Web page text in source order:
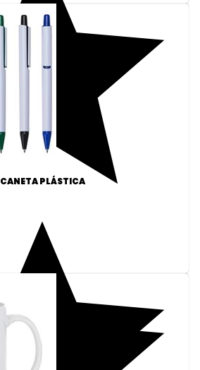
CANETA PLÁSTICA